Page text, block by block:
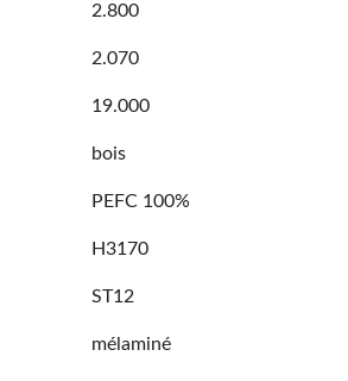
2.800
2.070
19.000
bois
PEFC 100%
H3170
ST12
mélaminé